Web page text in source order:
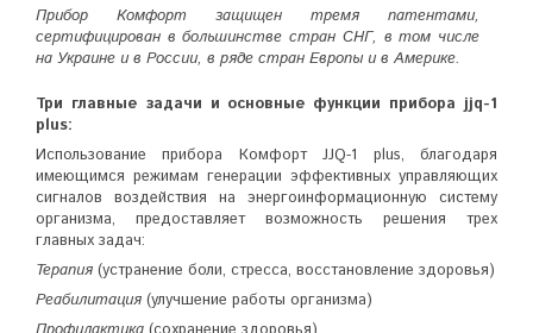
Прибор Комфорт защищен тремя патентами,
сертифицирован в большинстве стран СНГ, в том числе
на Украине и в России, в ряде стран Европы и в Америке.
Три главные задачи и основные функции прибора jjq-1
plus:
Использование прибора Комфорт JJQ-1 plus, благодаря
имеющимся режимам генерации эффективных управляющих
сигналов воздействия на энергоинформационную систему
организма, предоставляет возможность решения трех
главных задач:
Терапия (устранение боли, стресса, восстановление здоровья)
Реабилитация (улучшение работы организма)